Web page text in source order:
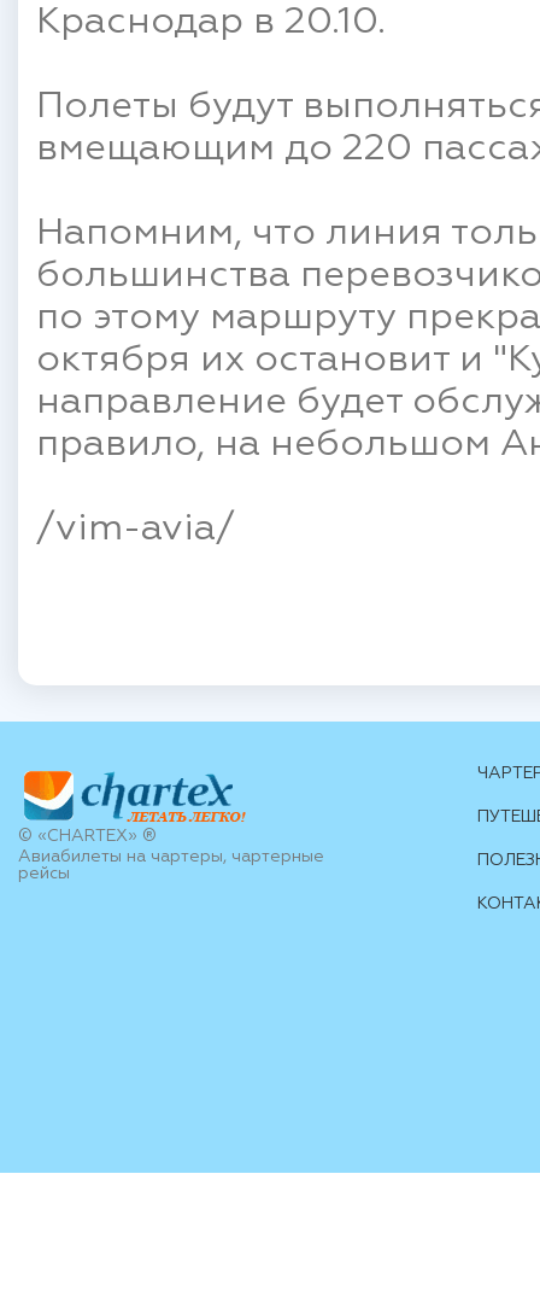
Краснодар в 20.10.
Полеты будут
вмещающим до 220
Напомним, что линия
большинства
по этому маршруту
октября их остановит и
направление будет
правило, на небольшом
/vim-avia/
© «CHARTEX» ®
Авиабилеты на чартеры, чартерные
рейсы